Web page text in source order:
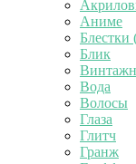
Аниме
Блестки
Блик
Вода
Волосы
Глаза
Глитч
Гранж